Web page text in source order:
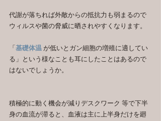
代謝が落ちれば外敵からの抵抗力も弱まるので
ウィルスや菌の脅威に晒されやすくなります。
「 基礎体温 が低いとガン細胞の増殖に適してい
る」という様なことも耳にしたことはあるので
はないでしょうか。
積極的に動く機会が減りデスクワーク 等で下半
身の血流が滞ると、血液は主に上半身だけを廻